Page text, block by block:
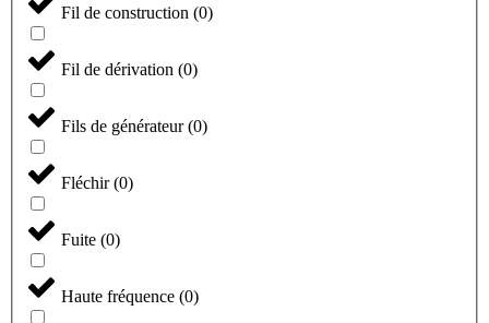
Fil de construction (0)
Fil de dérivation (0)
Fils de générateur(0)
Fléchir(0)
Fuite (0)
Haute fréquence (0)